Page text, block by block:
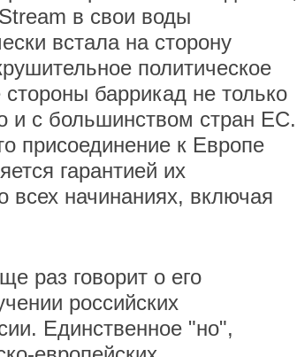
в свои воды
встала на сторону
политическое
баррикад не только
и с большинством стран ЕС.
присоединение к Европе
гарантией их
всех начинаниях, включая
раз говорит о его
российских
Единственное "но",